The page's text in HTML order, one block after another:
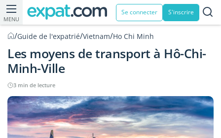
MENU
Se connecter S'inscrire
/Guide de l'expatrié/Vietnam/Ho Chi Minh
Les moyens de transport à Hô-Chi-
Minh-Ville
3 min de lecture